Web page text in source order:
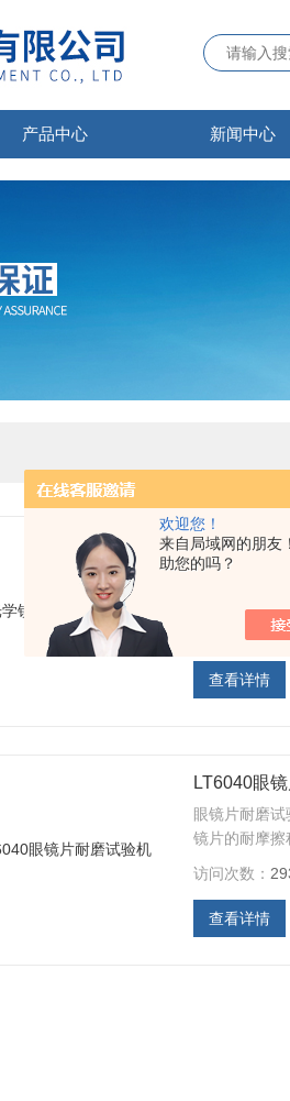
欢迎您！
来自局域网的朋友
助您的吗？
产品中心 新闻中心
光学镜片耐
光学镜片耐磨
观察镜片的
访问次数：
查看详情
LT6040眼
眼镜片耐磨
镜片的耐摩擦
访问次数：
查看详情